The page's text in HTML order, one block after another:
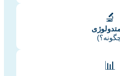
🔬
📊